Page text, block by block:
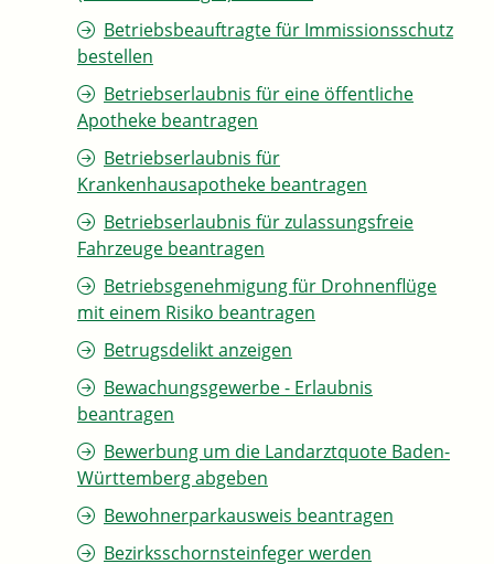
Betriebsbeauftragte für Immissionsschutz
bestellen
Betriebserlaubnis für eine öffentliche
Apotheke beantragen
Betriebserlaubnis für
Krankenhausapotheke beantragen
Betriebserlaubnis für zulassungsfreie
Fahrzeuge beantragen
Betriebsgenehmigung für Drohnenflüge
mit einem Risiko beantragen
Betrugsdelikt anzeigen
Bewachungsgewerbe - Erlaubnis
beantragen
Bewerbung um die Landarztquote Baden-
Württemberg abgeben
Bewohnerparkausweis beantragen
Bezirksschornsteinfeger werden